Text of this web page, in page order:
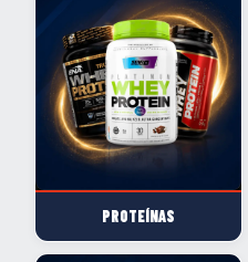
PROTEÍNAS